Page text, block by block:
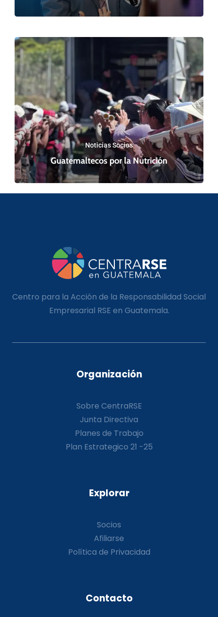
Noticias Socios
Guatemaltecos por la Nutrición
Centro para la Acción de la Responsabilidad Social
Empresarial RSE en Guatemala.
Organización
Sobre CentraRSE
Junta Directiva
Planes de Trabajo
Plan Estrategico 21 -25
Explorar
Socios
Afiliarse
Política de Privacidad
Contacto